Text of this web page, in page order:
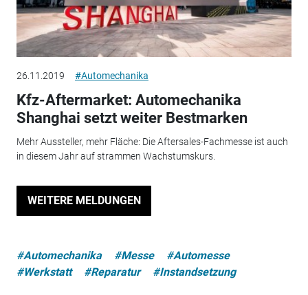
26.11.2019 #Automechanika
Kfz-Aftermarket: Automechanika
Shanghai setzt weiter Bestmarken
Mehr Aussteller, mehr Fläche: Die Aftersales-Fachmesse ist auch
in diesem Jahr auf strammen Wachstumskurs.
WEITERE MELDUNGEN
#Automechanika #Messe
#Automesse
#Werkstatt
#Reparatur #Instandsetzung